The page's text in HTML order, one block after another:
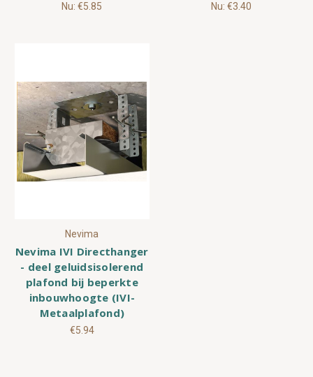
Nu:€5.85
Nu: €3.40
Nevima
Nevima IVI Directhanger
- deel geluidsisolerend
plafond bij beperkte
inbouwhoogte (IVI-
Metaalplafond)
€5.94